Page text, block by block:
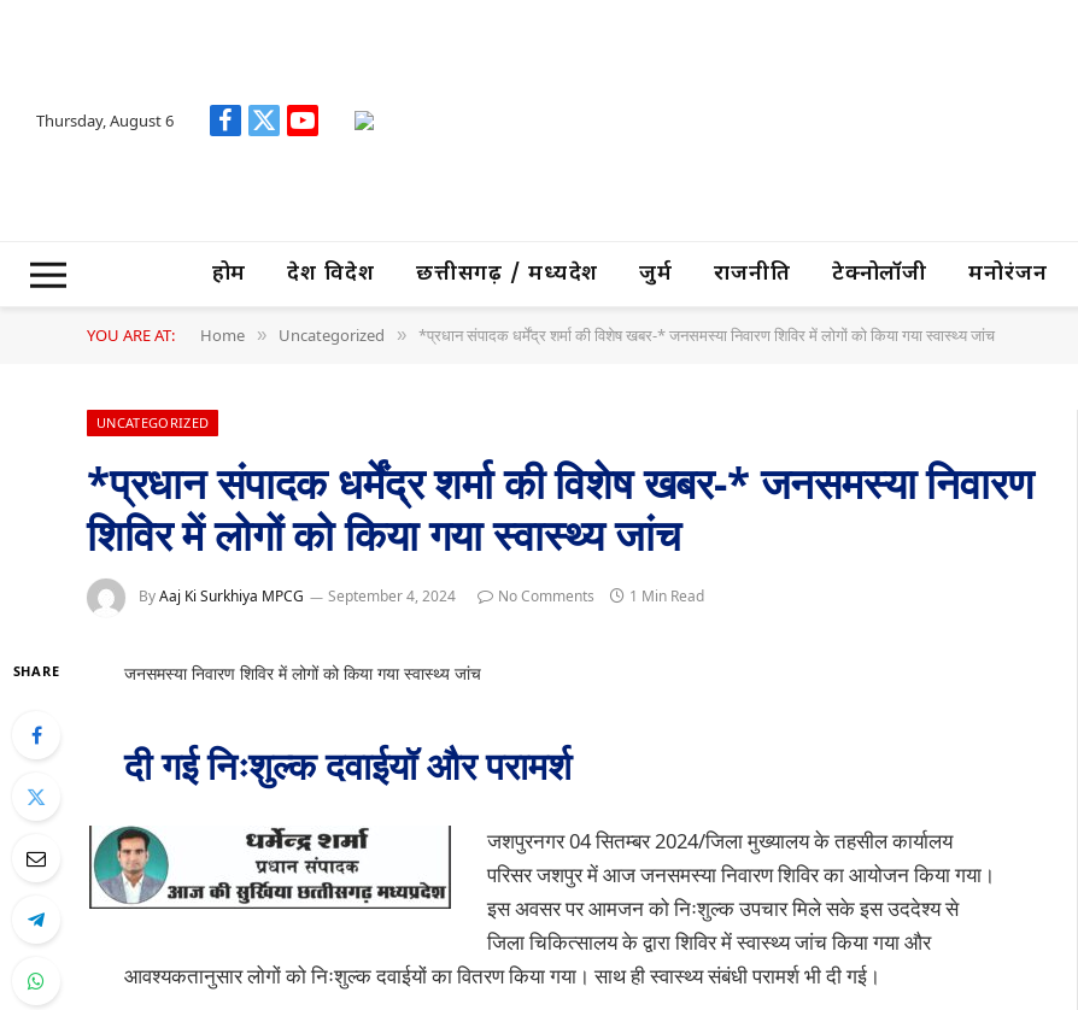
Thursday, August 6 Facebook
X
YouTube
होम देश विदेश छत्तीसगढ़ / मध्यप्रदेश जुर्म राजनीति टेक्नोलॉजी मनोरंजन
YOU ARE AT: Home » Uncategorized » *प्रधान संपादक धर्मेंद्र शर्मा की विशेष खबर-* जनसमस्या निवारण शिविर में लोगों को किया गया स्वास्थ्य जांच
UNCATEGORIZED
*प्रधान संपादक धर्मेंद्र शर्मा की विशेष खबर-* जनसमस्या निवारण
शिविर में लोगों को किया गया स्वास्थ्य जांच
ByAaj Ki Surkhiya MPCG September 4, 2024 No Comments 1 Min Read
SHARE जनसमस्या निवारण शिविर में लोगों को किया गया स्वास्थ्य जांच
दी गई निःशुल्क दवाईयॉ और परामर्श
जशपुरनगर 04 सितम्बर 2024/जिला मुख्यालय के तहसील कार्यालय
परिसर जशपुर में आज जनसमस्या निवारण शिविर का आयोजन किया गया।
इस अवसर पर आमजन को निःशुल्क उपचार मिले सके इस उददेश्य से
जिला चिकित्सालय के द्वारा शिविर में स्वास्थ्य जांच किया गया और
आवश्यकतानुसार लोगों को निःशुल्क दवाईयों का वितरण किया गया। साथ ही स्वास्थ्य संबंधी परामर्श भी दी गई।